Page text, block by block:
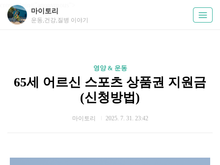
crossorigin="anonymous">
마이토리
운동,건강,질병 이야기
영양 & 운동
65세 어르신 스포츠 상품권 지원금
(신청방법)
마이토리 2025. 7. 31. 23:42